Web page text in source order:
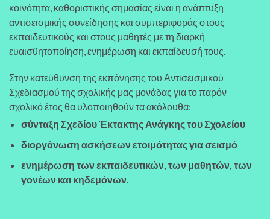
κοινότητα, καθοριστικής σημασίας είναι η ανάπτυξη
αντισεισμικής συνείδησης και συμπεριφοράς στους
εκπαιδευτικούς και στους μαθητές με τη διαρκή
ευαισθητοποίηση, ενημέρωση και εκπαίδευσή τους.
Στην κατεύθυνση της εκπόνησης του Αντισεισμικού
Σχεδιασμού της σχολικής μας μονάδας για το παρόν
σχολικό έτος θα υλοποιηθούν τα ακόλουθα:
σύνταξη Σχεδίου Έκτακτης Ανάγκης του Σχολείου
διοργάνωση ασκήσεων ετοιμότητας για σεισμό
ενημέρωση των εκπαιδευτικών, των μαθητών, των
γονέων και κηδεμόνων.